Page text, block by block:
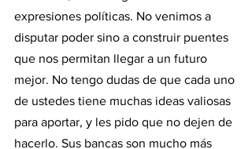
expresiones políticas. No venimos a
disputar poder sino a construir puentes
que nos permitan llegar a un futuro
mejor. No tengo dudas de que cada uno
de ustedes tiene muchas ideas valiosas
para aportar, y les pido que no dejen de
hacerlo. Sus bancas son mucho más